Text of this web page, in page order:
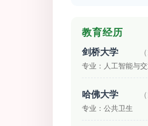
教育经历
剑桥大学
专业：人工智能与
哈佛大学
专业：公共卫生